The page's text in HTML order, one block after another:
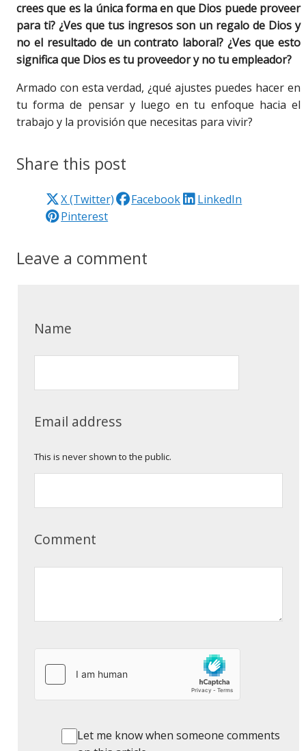
crees que es la única forma en que Dios puede proveer
para ti? ¿Ves que tus ingresos son un regalo de Dios y
no el resultado de un contrato laboral? ¿Ves que esto
significa que Dios es tu proveedor y no tu empleador?
Armado con esta verdad, ¿qué ajustes puedes hacer en
tu forma de pensar y luego en tu enfoque hacia el
trabajo y la provisión que necesitas para vivir?
Share this post
X (Twitter) Facebook
LinkedIn
Pinterest
Leave a comment
Name
Email address
This is never shown to the public.
Comment
Let me know when someone comments